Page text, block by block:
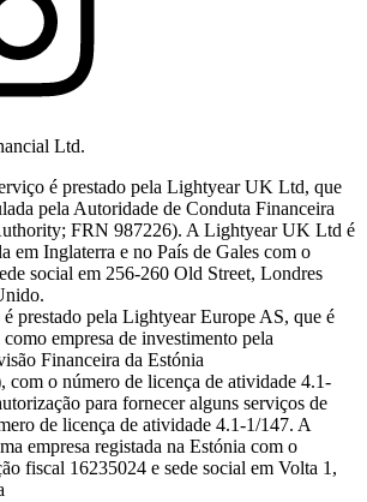
Ltd.
é prestado pela Lightyear UK Ltd, que
pela Autoridade de Conduta Financeira
FRN 987226). A Lightyear UK Ltd é
em Inglaterra e no País de Gales com o
social em 256-260 Old Street, Londres
prestado pela Lightyear Europe AS, que é
empresa de investimento pela
Financeira da Estónia
com o número de licença de atividade 4.1-
para fornecer alguns serviços de
de licença de atividade 4.1-1/147. A
empresa registada na Estónia com o
fiscal 16235024 e sede social em Volta 1,